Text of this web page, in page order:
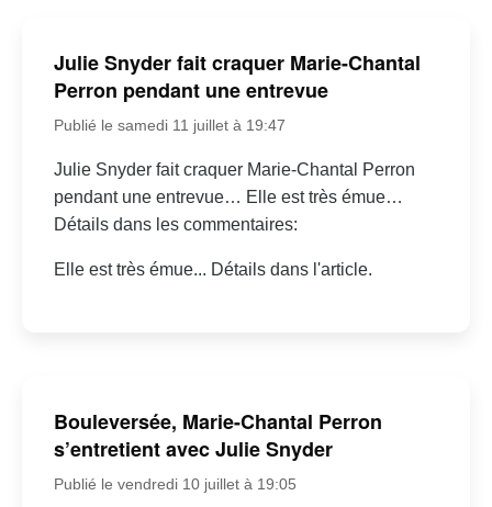
Julie Snyder fait craquer Marie-Chantal
Perron pendant une entrevue
Publié le samedi 11 juillet à 19:47
Julie Snyder fait craquer Marie-Chantal Perron
pendant une entrevue… Elle est très émue…
Détails dans les commentaires:
Elle est très émue... Détails dans l'article.
Bouleversée, Marie-Chantal Perron
s’entretient avec Julie Snyder
Publié le vendredi 10 juillet à 19:05